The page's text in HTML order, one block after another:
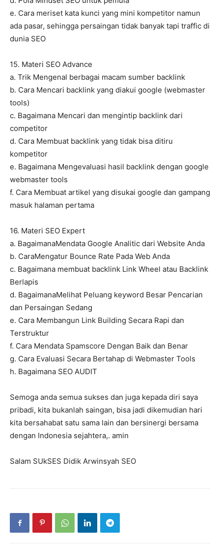
e. Cara meriset kata kunci yang mini kompetitor namun
ada pasar, sehingga persaingan tidak banyak tapi traffic di
dunia SEO
15. Materi SEO Advance
a. Trik Mengenal berbagai macam sumber backlink
b. Cara Mencari backlink yang diakui google (webmaster
tools)
c. Bagaimana Mencari dan mengintip backlink dari
competitor
d. Cara Membuat backlink yang tidak bisa ditiru
kompetitor
e. Bagaimana Mengevaluasi hasil backlink dengan google
webmaster tools
f. Cara Membuat artikel yang disukai google dan gampang
masuk halaman pertama
16. Materi SEO Expert
a. BagaimanaMendata Google Analitic dari Website Anda
b. CaraMengatur Bounce Rate Pada Web Anda
c. Bagaimana membuat backlink Link Wheel atau Backlink
Berlapis
d. BagaimanaMelihat Peluang keyword Besar Pencarian
dan Persaingan Sedang
e. Cara Membangun Link Building Secara Rapi dan
Terstruktur
f. Cara Mendata Spamscore Dengan Baik dan Benar
g. Cara Evaluasi Secara Bertahap di Webmaster Tools
h. Bagaimana SEO AUDIT
Semoga anda semua sukses dan juga kepada diri saya
pribadi, kita bukanlah saingan, bisa jadi dikemudian hari
kita bersahabat satu sama lain dan bersinergi bersama
dengan Indonesia sejahtera,. amin
Salam SUkSES Didik Arwinsyah SEO